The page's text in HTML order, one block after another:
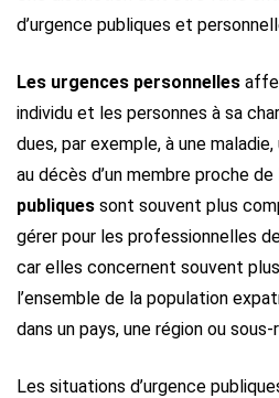
d’urgence publiques et
Les urgences personnelles
individu et les personnes à sa
dues, par exemple, à une
au décès d’un membre proche
publiques sont souvent plus
gérer pour les professionnelles
car elles concernent souvent
l’ensemble de la population
dans un pays, une région ou sous-
Les situations d’urgence